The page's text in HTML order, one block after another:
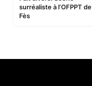
surréaliste à l’OFPPT de
Fès